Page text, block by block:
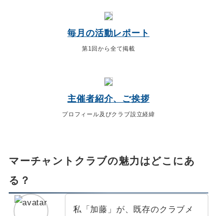
毎月の活動レポート
第1回から全て掲載
主催者紹介、ご挨拶
プロフィール及びクラブ設立経緯
マーチャントクラブの魅力はどこにあ
る？
私「加藤」が、既存のクラブメ